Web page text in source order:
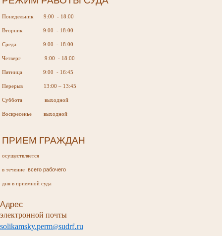
Понедельник 9:00 - 18:00
Вторник 9:00 - 18:00
Среда 9:00 - 18:00
Четверг 9:00 - 18:00
Пятница 9:00 - 16:45
Перерыв 13:00 – 13:45
Суббота выходной
Воскресенье выходной
ПРИЕМ ГРАЖДАН
осуществляется
в течение всего рабочего
дня в приемной суда
Адрес
электронной почты
solikamsky.perm@sudrf.ru